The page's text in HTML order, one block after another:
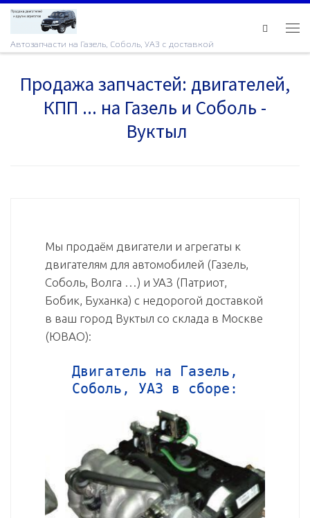
Skip to content
Автозапчасти на Газель, Соболь, УАЗ с доставкой
Продажа запчастей: двигателей,
КПП ... на Газель и Соболь -
Вуктыл
Мы продаём двигатели и агрегаты к
двигателям для автомобилей (Газель,
Соболь, Волга …) и УАЗ (Патриот,
Бобик, Буханка) с недорогой доставкой
в ваш город Вуктыл со склада в Москве
(ЮВАО):
Двигатель на Газель,
Соболь, УАЗ в сборе: